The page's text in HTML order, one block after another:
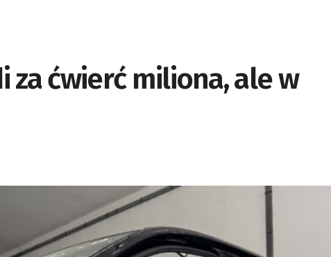
za ćwierć miliona, ale w